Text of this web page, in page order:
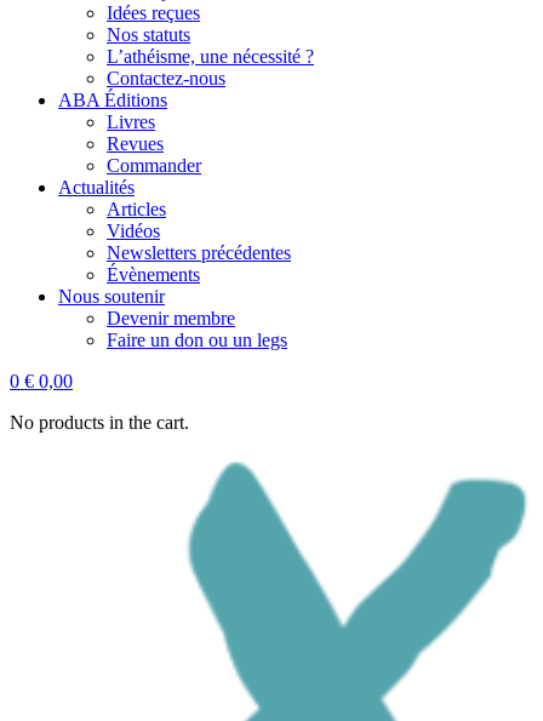
Idées reçues
Nos statuts
L’athéisme, une nécessité ?
Contactez-nous
ABA Éditions
Livres
Revues
Commander
Actualités
Articles
Vidéos
Newsletters précédentes
Évènements
Nous soutenir
Devenir membre
Faire un don ou un legs
0 € 0,00
No products in the cart.